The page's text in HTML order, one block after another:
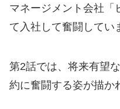
マネージメント会社「
て入社して奮闘してい
第2話では、将来有望
約に奮闘する姿が描か